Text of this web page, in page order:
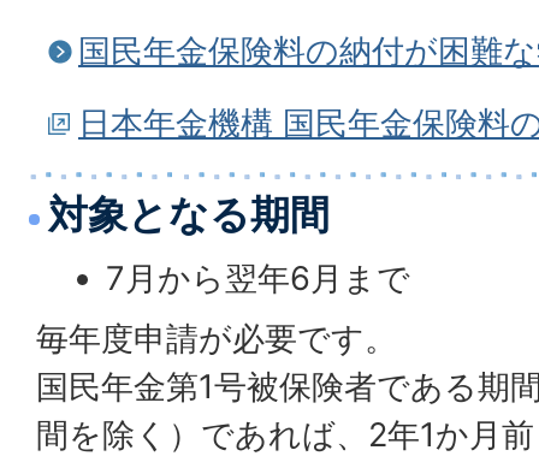
国民年金保険料の納付が困難
日本年金機構 国民年金保険料
対象となる期間
7月から翌年6月まで
毎年度申請が必要です。
国民年金第1号被保険者である期
間を除く）であれば、2年1か月